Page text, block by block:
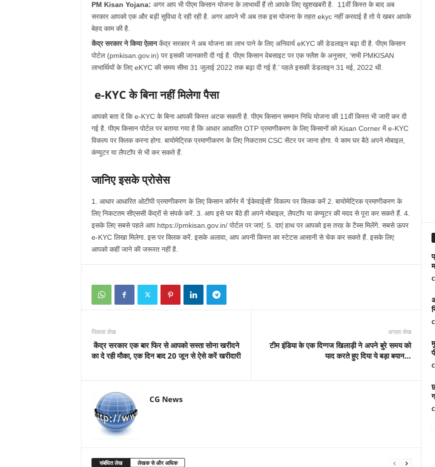
PM Kisan Yojana: अगर आप भी पीएम किसान योजना के लाभार्थी हैं तो आपके लिए खुशखबरी है. 11वीं किस्त के बाद अब
सरकार आपको एक और बड़ी सुविधा दे रही रही है. अगर आपने भी अब तक इस योजना के तहत ekyc नहीं करवाई है तो ये खबर आपके
बेहद काम की है.
केंद्र सरकार ने किया ऐलानकेंद्र सरकार ने अब योजना का लाभ पाने के लिए अनिवार्य eKYC की डेडलाइन बढ़ा दी है. पीएम किसान
पोर्टल (pmkisan.gov.in) पर इसकी जानकारी दी गई है. पीएम किसान वेबसाइट पर एक फ्लैश के अनुसार, ‘सभी PMKISAN
लाभार्थियों के लिए eKYC की समय सीमा 31 जुलाई 2022 तक बढ़ा दी गई है.’ पहले इसकी डेडलाइन 31 मई, 2022 थी.
e-KYC के बिना नहीं मिलेगा पैसा
आपको बता दें कि e-KYC के बिना आपकी किस्त अटक सकती है. पीएम किसान सम्मान निधि योजना की 11वीं किस्त भी जारी कर दी
गई है. पीएम किसान पोर्टल पर बताया गया है कि आधार आधारित OTP प्रमाणीकरण के लिए किसानों को Kisan Corner में e-KYC
विकल्प पर क्लिक करना होगा. बायोमेट्रिक प्रमाणीकरण के लिए निकटतम CSC सेंटर पर जाना होगा. ये काम घर बैठे अपने मोबाइल,
कंप्यूटर या लैपटॉप से भी कर सकते हैं.
जानिए इसके प्रोसेस
1. आधार आधारित ओटीपी प्रमाणीकरण के लिए किसान कॉर्नर में ‘ईकेवाईसी’ विकल्प पर क्लिक करें 2. बायोमेट्रिक प्रमाणीकरण के
लिए निकटतम सीएससी केंद्रों से संपर्क करें. 3. आप इसे घर बैठे ही अपने मोबाइल, लैपटॉप या कंप्यूटर की मदद से पूरा कर सकते हैं. 4.
इसके लिए सबसे पहले आप https://pmkisan.gov.in/ पोर्टल पर जाएं. 5. दाएं हाथ पर आपको इस तरह के टैब्स मिलेंगे. सबसे ऊपर
e-KYC लिखा मिलेगा. इस पर क्लिक करें. इसके अलावा, आप अपनी किस्त का स्टेटस आसानी से चेक कर सकते हैं. इसके लिए
आपको कहीं जाने की जरूरत नहीं है.
पिछला लेख
केंद्र सरकार एक बार फ‍िर से आपको सस्‍ता सोना खरीदने
का दे रही मौका, एक द‍िन बाद 20 जून से ऐसे करें खरीदारी
अगला लेख
टीम इंडिया के एक दिग्गज खिलाड़ी ने अपने बुरे समय को
याद करते हुए दिया ये बड़ा बयान…
CG News
संबंधित लेख लेखक से और अधिक